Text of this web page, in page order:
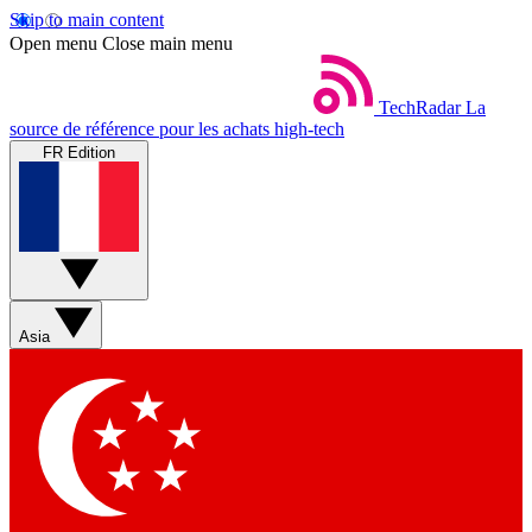
Skip to main content
Open menu Close main menu
TechRadar La
source de référence pour les achats high-tech
FR Edition
Asia